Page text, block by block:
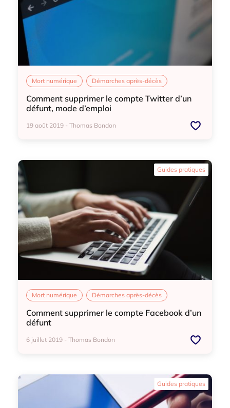
Mort numérique Démarches après-décès
Comment supprimer le compte Twitter d’un
défunt, mode d’emploi
19 août 2019 - Thomas Bondon
Mort numérique Démarches après-décès
Comment supprimer le compte Facebook d’un
défunt
6 juillet 2019 - Thomas Bondon
Guides pratiques
Guides pratiques